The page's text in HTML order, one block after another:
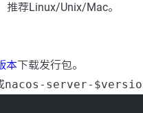
荐Linux/Unix/Mac。
本下载发行包。
nacos-server-